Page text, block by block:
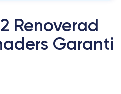
Renoverad
Garanti